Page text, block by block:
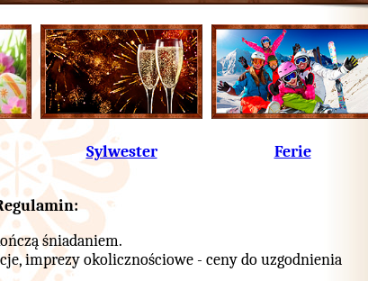
Sylwester Ferie
śniadaniem.
imprezy okolicznościowe - ceny do uzgodnienia